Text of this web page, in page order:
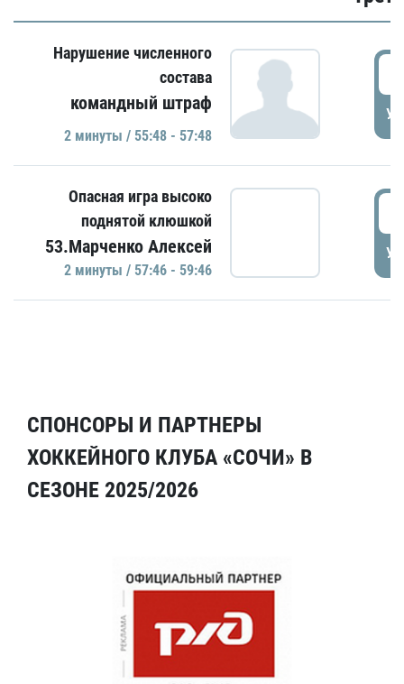
Нарушение численного
состава
командный штраф
2 минуты / 55:48 - 57:48
Опасная игра высоко
поднятой клюшкой
53.Марченко Алексей
2 минуты / 57:46 - 59:46
СПОНСОРЫ И ПАРТНЕРЫ
ХОККЕЙНОГО КЛУБА «СОЧИ» В
СЕЗОНЕ 2025/2026